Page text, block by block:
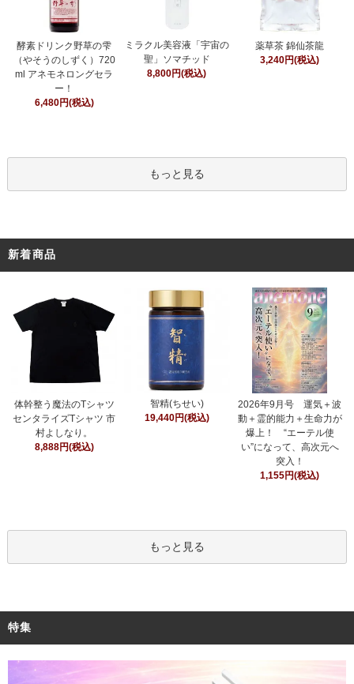
酵素ドリンク野草の雫
（やそうのしずく）720
ml アネモネロングセラ
ー！
6,480円(税込)
ミラクル美容液「宇宙の
聖」ソマチッド
8,800円(税込)
薬草茶 錦仙茶龍
3,240円(税込)
もっと見る
新着商品
体幹整う魔法のTシャツ
センタライズTシャツ 市
村よしなり。
8,888円(税込)
智精(ちせい)
19,440円(税込)
2026年9月号 運気＋波
動＋霊的能力＋生命力が
爆上！ “エーテル使
い”になって、高次元へ
突入！
1,155円(税込)
もっと見る
特集